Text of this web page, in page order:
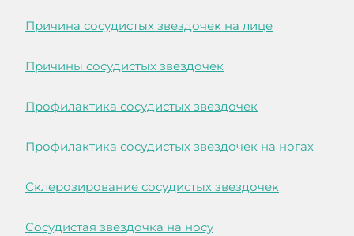
Причина сосудистых звездочек на лице
Причины сосудистых звездочек
Профилактика сосудистых звездочек
Профилактика сосудистых звездочек на ногах
Склерозирование сосудистых звездочек
Сосудистая звездочка на носу